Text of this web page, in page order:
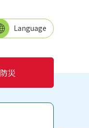
Language
防災